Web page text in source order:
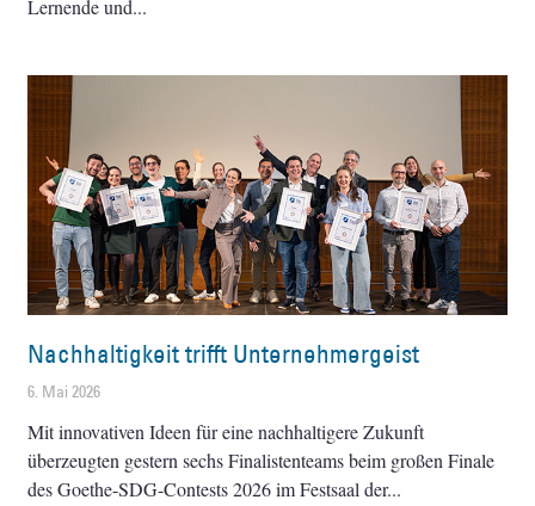
Lernende und
Nachhaltigkeit trifft Unternehmergeist
6. Mai 2026
Mit innovativen Ideen für eine nachhaltigere Zukunft
überzeugten gestern sechs Finalistenteams beim großen Finale
des Goethe-SDG-Contests 2026 im Festsaal der